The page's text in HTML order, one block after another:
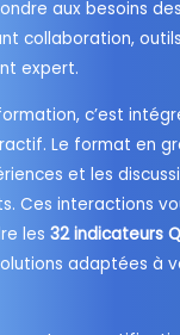
aux besoins
collaboration,
expert.
c’est
Le format en
et les
Ces interactions
les32 indicateurs
adaptées à